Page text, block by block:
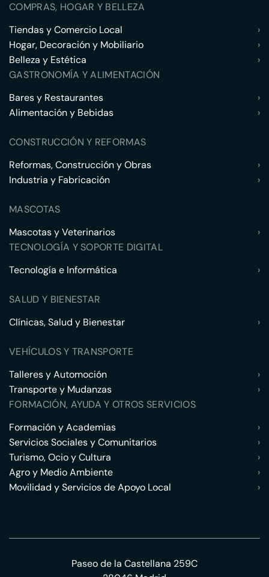
COMPRAS, HOGAR Y BELLEZA
Tiendas y Comercio Local
›
Hogar, Decoración y Mobiliario
›
Belleza y Estética
›
GASTRONOMÍA Y ALIMENTACIÓN
Bares y Restaurantes
›
Alimentación y Bebidas
›
CONSTRUCCIÓN Y REFORMAS
Reformas, Construcción y Obras
›
Industria y Fabricación
›
MASCOTAS
Mascotas y Veterinarios
›
TECNOLOGÍA Y SOPORTE DIGITAL
Tecnología e Informática
›
SALUD Y BIENESTAR
Clínicas, Salud y Bienestar
›
VEHÍCULOS Y TRANSPORTE
Talleres y Automoción
›
Transporte y Mudanzas
›
FORMACIÓN, AYUDA Y OTROS SERVICIOS
Formación y Academias
›
Servicios Sociales y Comunitarios
›
Turismo, Ocio y Cultura
›
Agro y Medio Ambiente
›
Movilidad y Servicios de Apoyo Local
›
Paseo de la Castellana 259C